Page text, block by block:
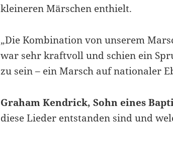
kleineren Märschen enthielt.
„Die Kombination von unserem
war sehr kraftvoll und schien ein
zu sein – ein Marsch auf nationaler
Graham Kendrick, Sohn eines
diese Lieder entstanden sind und